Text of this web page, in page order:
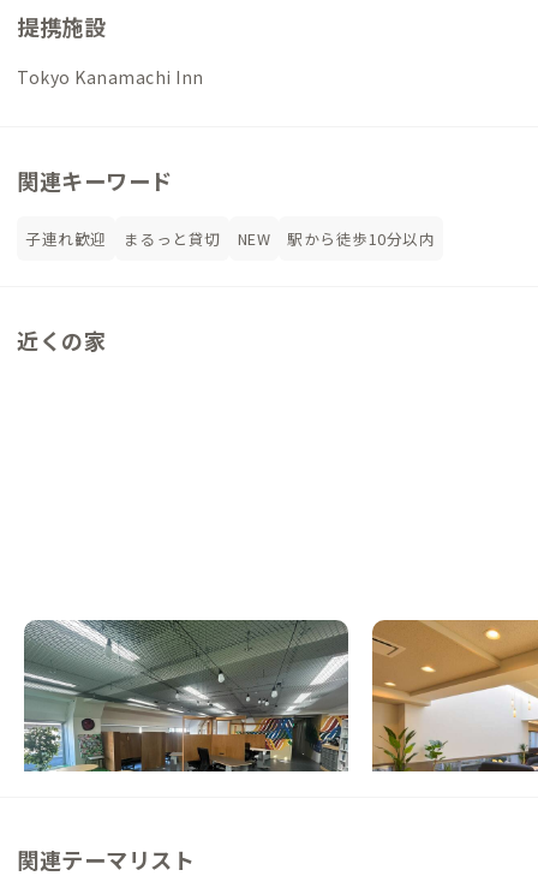
提携施設
Tokyo Kanamachi Inn
関連キーワード
子連れ歓迎 まるっと貸切 NEW 駅から徒歩10分以内
近くの家
松戸B邸
千葉県 戸建て
【駅徒歩5分】古民家カフェが同居する、ユ
ニーク長屋で暮らす家
この家からの距離 3km
松戸A邸
千葉県 シェアハウス
【複数路線/駅徒歩12
し込むロの字型のシ
この家からの距離 3km
関連テーマリスト